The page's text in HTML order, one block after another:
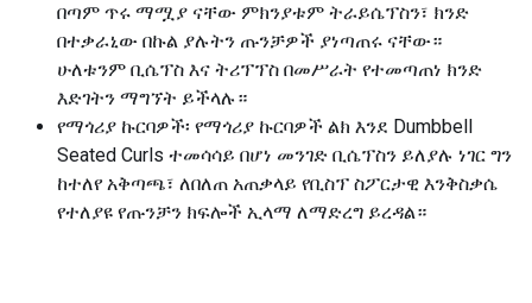
በጣም ጥሩ ማሟያ ናቸው ምክንያቱም ትራይሴፕስን፣ ክንድ
በተቃራኒው በኩል ያሉትን ጡንቻዎች ያነጣጠሩ ናቸው።
ሁለቱንም ቢሴፕስ እና ትሪፕፕስ በመሥራት የተመጣጠነ ክንድ
እድገትን ማግኘት ይችላሉ።
የማጎሪያ ኩርባዎች፡ የማጎሪያ ኩርባዎች ልክ እንደ Dumbbell
Seated Curls ተመሳሳይ በሆነ መንገድ ቢሴፕስን ይለያሉ ነገር ግን
ከተለየ አቅጣጫ፣ ለበለጠ አጠቃላይ የቢስፕ ስፖርታዊ እንቅስቃሴ
የተለያዩ የጡንቻን ክፍሎች ኢላማ ለማድረግ ይረዳል።